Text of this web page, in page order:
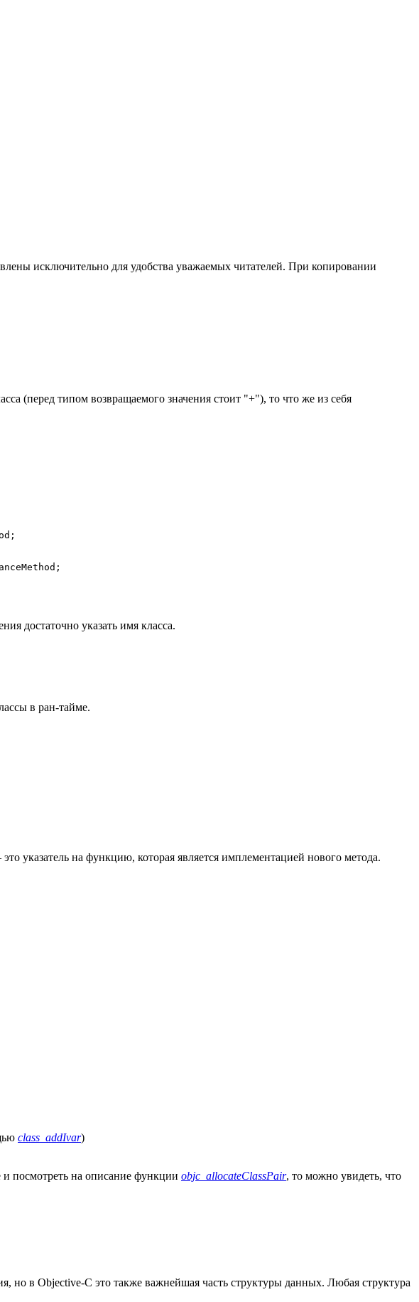
исключительно для удобства уважаемых читателей. При копировании
(перед типом возвращаемого значения стоит "+"), то что же из себя
достаточно указать имя класса.
в ран-тайме.
указатель на функцию, которая является имплементацией нового метода.
class_addIvar)
посмотреть на описание функции objc_allocateClassPair, то можно увидеть, что
но в Objective-C это также важнейшая часть структуры данных. Любая структура